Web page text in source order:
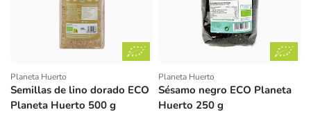
Proveedor:
Planeta Huerto
Semillas de lino dorado ECO
Planeta Huerto 500 g
Proveedor:
Planeta Huerto
Sésamo negro ECO Planeta
Huerto 250 g